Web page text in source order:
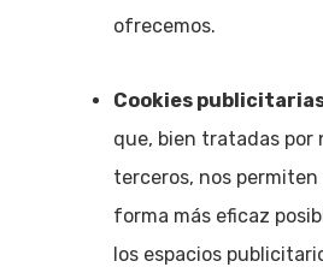
ofrecemos.
Cookies
que, bien tratadas por
terceros, nos
forma más eficaz
los espacios